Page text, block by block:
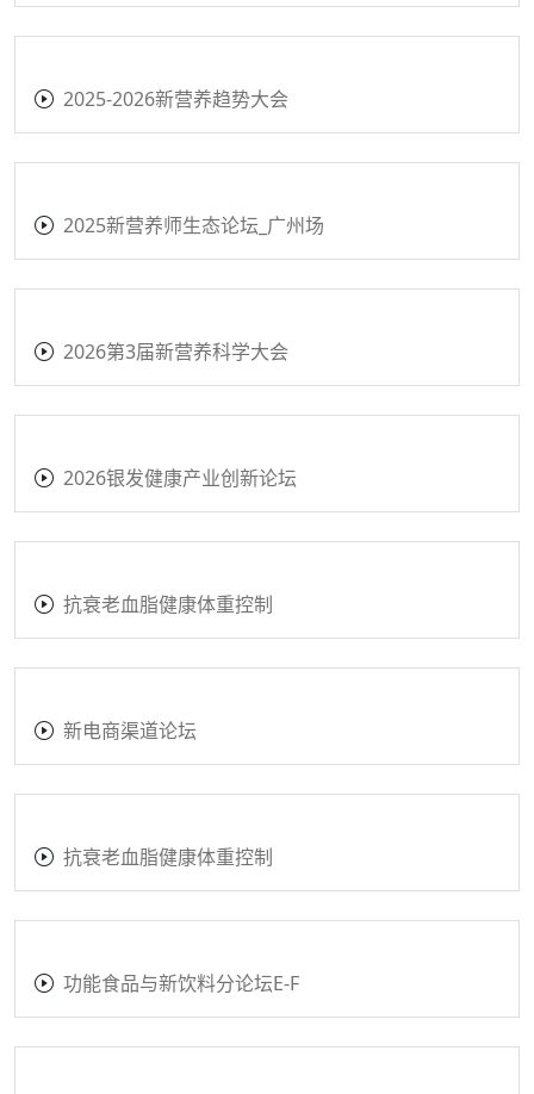
2025-2026新营养趋势大会
2025新营养师生态论坛_广州场
2026第3届新营养科学大会
2026银发健康产业创新论坛
抗衰老血脂健康体重控制
新电商渠道论坛
抗衰老血脂健康体重控制
功能食品与新饮料分论坛E-F